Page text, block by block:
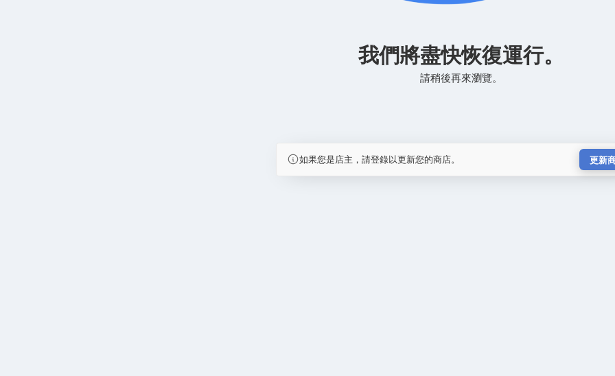
我們將盡快恢復運行。
請稍後再來瀏覽。
如果您是店主，請登錄以更新您的商店。 更新